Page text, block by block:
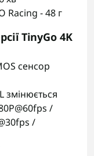
Racing - 48 г
TinyGo 4K
сенсор
змінюється
/
/